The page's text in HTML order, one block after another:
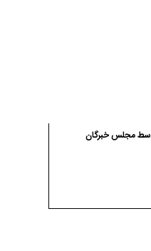
مجلس خبرگان